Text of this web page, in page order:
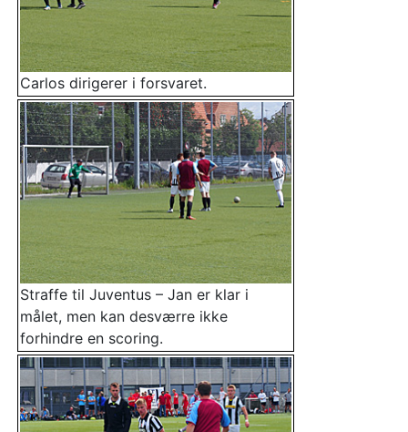
Carlos dirigerer i forsvaret.
Straffe til Juventus – Jan er klar i
målet, men kan desværre ikke
forhindre en scoring.